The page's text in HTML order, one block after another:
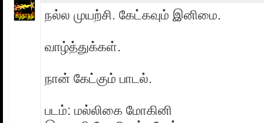
நல்ல முயற்சி. கேட்கவும் இனிமை.
வாழ்த்துக்கள்.
நான் கேட்கும் பாடல்.
படம்: மல்லிகை மோகினி